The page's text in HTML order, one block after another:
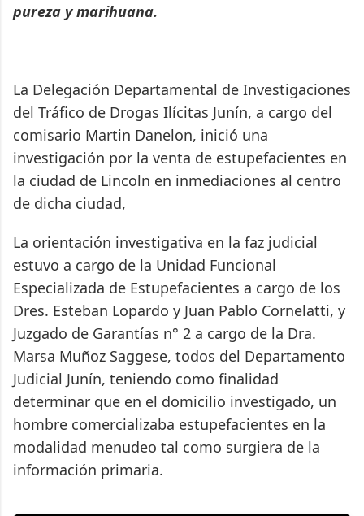
pureza y marihuana.
La Delegación Departamental de Investigaciones
del Tráfico de Drogas Ilícitas Junín, a cargo del
comisario Martin Danelon, inició una
investigación por la venta de estupefacientes en
la ciudad de Lincoln en inmediaciones al centro
de dicha ciudad,
La orientación investigativa en la faz judicial
estuvo a cargo de la Unidad Funcional
Especializada de Estupefacientes a cargo de los
Dres. Esteban Lopardo y Juan Pablo Cornelatti, y
Juzgado de Garantías n° 2 a cargo de la Dra.
Marsa Muñoz Saggese, todos del Departamento
Judicial Junín, teniendo como finalidad
determinar que en el domicilio investigado, un
hombre comercializaba estupefacientes en la
modalidad menudeo tal como surgiera de la
información primaria.